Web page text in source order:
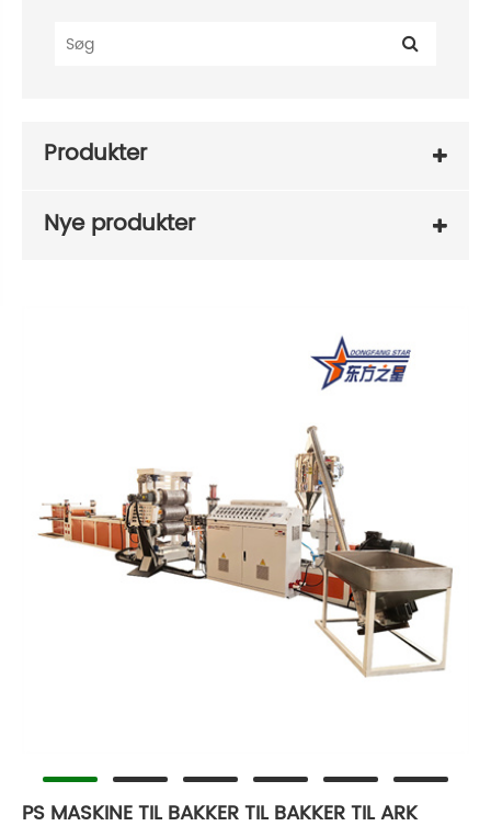
Produkter
Nye produkter
PS MASKINE TIL BAKKER TIL BAKKER TIL ARK